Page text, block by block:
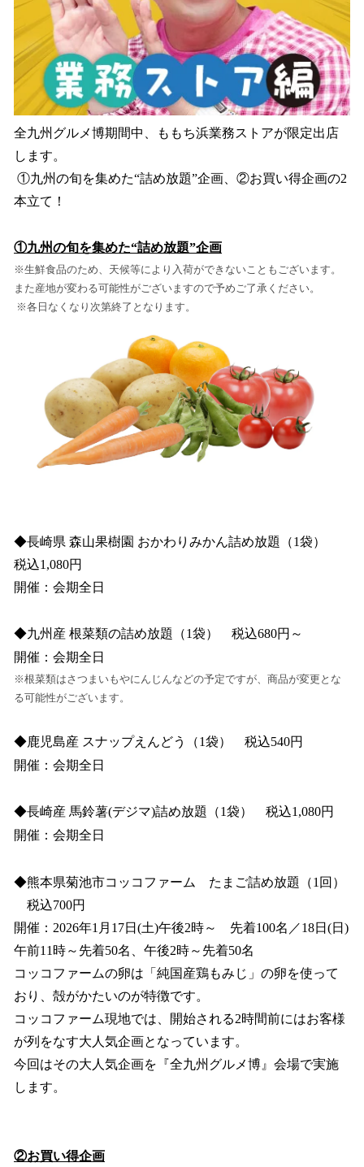
全九州グルメ博期間中、ももち浜業務ストアが限定出店
します。
①九州の旬を集めた“詰め放題”企画、②お買い得企画の2
本立て！
①九州の旬を集めた“詰め放題”企画
※生鮮食品のため、天候等により入荷ができないこともございます。
また産地が変わる可能性がございますので予めご了承ください。
※各日なくなり次第終了となります。
◆長崎県 森山果樹園 おかわりみかん詰め放題（1袋）
税込1,080円
開催：会期全日
◆九州産 根菜類の詰め放題（1袋） 税込680円～
開催：会期全日
※根菜類はさつまいもやにんじんなどの予定ですが、商品が変更とな
る可能性がございます。
◆鹿児島産 スナップえんどう（1袋） 税込540円
開催：会期全日
◆長崎産 馬鈴薯(デジマ)詰め放題（1袋） 税込1,080円
開催：会期全日
◆熊本県菊池市コッコファーム たまご詰め放題（1回）
税込700円
開催：2026年1月17日(土)午後2時～ 先着100名／18日(日)
午前11時～先着50名、午後2時～先着50名
コッコファームの卵は「純国産鶏もみじ」の卵を使って
おり、殻がかたいのが特徴です。
コッコファーム現地では、開始される2時間前にはお客様
が列をなす大人気企画となっています。
今回はその大人気企画を『全九州グルメ博』会場で実施
します。
②お買い得企画